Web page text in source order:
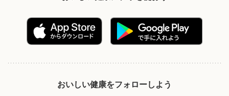
おいしい健康をフォローしよう